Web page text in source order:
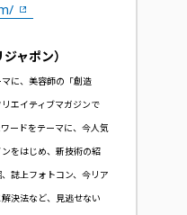
ャポン）
マに、美容師の「創造
エイティブマガジンで
ードをテーマに、今人気
をはじめ、新技術の紹
誌上フォトコン、今リア
決法など、見逃せない